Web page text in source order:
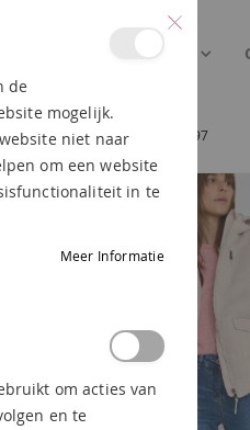
JAS VANILLA WHITE 202097
de
mogelijk.
niet naar
om een website
in te
Meer Informatie
om acties van
en te